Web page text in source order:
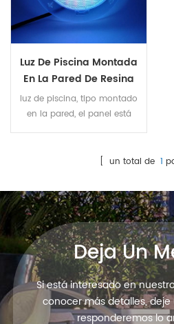
Luz De Piscina Montada
En La Pared De Resina
Epoxi Rgb 40w
luz de piscina, tipo montado
en la pared, el panel está
lleno de resina epoxi, ip68
encendido / apagado
pequeña dia240mm, h49mm
[ un total de 1
Deja Un
Si está interesado en
conocer más detalles,
responderemos lo